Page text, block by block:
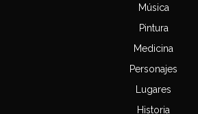
Música
Pintura
Medicina
Personajes
Lugares
Historia